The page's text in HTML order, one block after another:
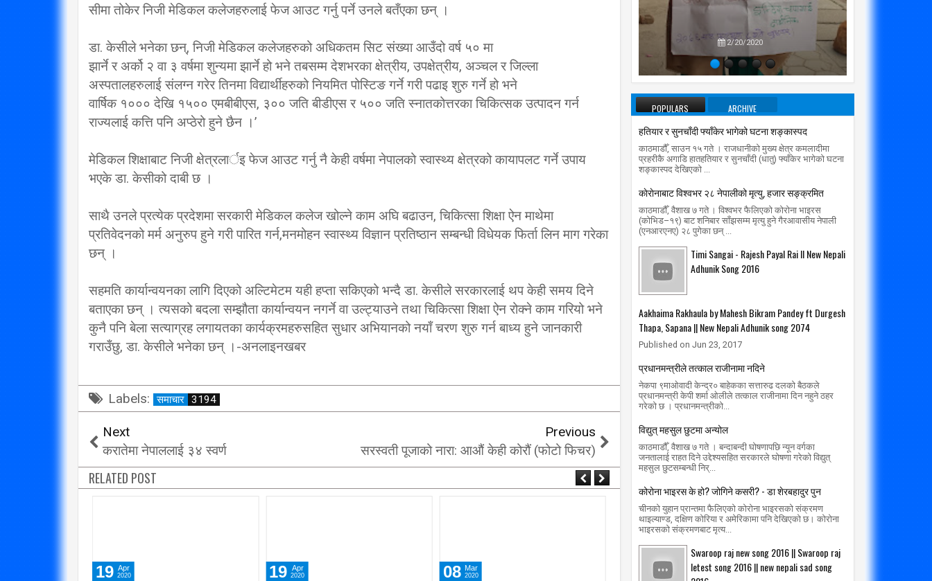
सीमा तोकेर निजी मेडिकल कलेजहरुलाई फेज आउट गर्नु पर्ने उनले बतँएका छन् ।
डा. केसीले भनेका छन्, निजी मेडिकल कलेजहरुको अधिकतम सिट संख्या आउँदो वर्ष ५० मा
झार्ने र अर्को २ वा ३ वर्षमा शुन्यमा झार्ने हो भने तबसम्म देशभरका क्षेत्रीय, उपक्षेत्रीय, अञ्चल र जिल्ला
अस्पतालहरुलाई संलग्न गरेर तिनमा विद्यार्थीहरुको नियमित पोस्टिङ गर्ने गरी पढाइ शुरु गर्ने हो भने
वार्षिक १००० देखि १५०० एमबीबीएस, ३०० जति बीडीएस र ५०० जति स्नातकोत्तरका चिकित्सक उत्पादन गर्न
राज्यलाई कत्ति पनि अप्ठेरो हुने छैन ।’
मेडिकल शिक्षाबाट निजी क्षेत्रलार्इ फेज आउट गर्नु नै केही वर्षमा नेपालको स्वास्थ्य क्षेत्रको कायापलट गर्ने उपाय
भएके डा. केसीको दाबी छ ।
साथै उनले प्रत्येक प्रदेशमा सरकारी मेडिकल कलेज खोल्ने काम अघि बढाउन, चिकित्सा शिक्षा ऐन माथेमा
प्रतिवेदनको मर्म अनुरुप हुने गरी पारित गर्न,मनमोहन स्वास्थ्य विज्ञान प्रतिष्ठान सम्बन्धी विधेयक फिर्ता लिन माग गरेका
छन् ।
सहमति कार्यान्वयनका लागि दिएको अल्टिमेटम यही हप्ता सकिएको भन्दै डा. केसीले सरकारलाई थप केही समय दिने
बताएका छन् । त्यसको बदला सम्झौता कार्यान्वयन नगर्ने वा उल्ट्याउने तथा चिकित्सा शिक्षा ऐन रोक्ने काम गरियो भने
कुनै पनि बेला सत्याग्रह लगायतका कार्यक्रमहरुसहित सुधार अभियानको नयाँ चरण शुरु गर्न बाध्य हुने जानकारी
गराउँछु, डा. केसीले भनेका छन् ।-अनलाइनखबर
Labels: समाचार 3194
Next
करातेमा नेपाललाई ३४ स्वर्ण
Previous
सरस्वती पूजाको नारा: आऔं केही कोरौं (फोटो फिचर)
RELATED POST
19 Apr
2020 19 Apr
2020 08 Mar
2020 01 Mar
विकल्प छैन् : मुख्यमन्त्री राई
3/10/2018
गर्छ अब सरकार ?
2/21/2018 2/20/2020
POPULARS ARCHIVE
हतियार र सुनचाँदी फ्याँकेर भागेको घटना शङ्कास्पद
काठमाडौँ, साउन १५ गते । राजधानीको मुख्य क्षेत्र कमलादीमा
प्रहरीकै अगाडि हातहतियार र सुनचाँदी (धातु) फ्याँकेर भागेको घटना
शङ्कास्पद देखिएको ...
काेराेनाबाट विश्वभर २८ नेपालीको मृत्यु, हजार सङ्क्रमित
काठमाडौँ, वैशाख ७ गते । विश्वभर फैलिएको कोरोना भाइरस
(कोभिड–१९) बाट शनिबार साँझसम्म मृत्यु हुने गैरआवासीय नेपाली
(एनआरएनए) २८ पुगेका छन् ...
Timi Sangai - Rajesh Payal Rai ll New Nepali
Adhunik Song 2016
Aakhaima Rakhaula by Mahesh Bikram Pandey ft Durgesh
Thapa, Sapana || New Nepali Adhunik song 2074
Published on Jun 23, 2017
प्रधानमन्त्रीले तत्काल राजीनामा नदिने
नेकपा ९माओवादी केन्द्र० बाहेकका सत्तारुढ दलको बैठकले
प्रधानमन्त्री केपी शर्मा ओलीले तत्काल राजीनामा दिन नहुने ठहर
गरेको छ । प्रधानमन्त्रीको...
विद्युत् महसुल छुटमा अन्योल
काठमाडौँ, वैशाख ७ गते । बन्दाबन्दी घोषणापछि न्यून वर्गका
जनतालाई राहत दिने उद्देश्यसहित सरकारले घोषणा गरेको विद्युत्
महसुल छुटसम्बन्धी निर्...
कोरोना भाइरस के हो? जोगिने कसरी? - डा शेरबहादुर पुन
चीनको युहान प्रान्तमा फैलिएको कोरोना भाइरसको संक्रमण
थाइल्याण्ड, दक्षिण कोरिया र अमेरिकामा पनि देखिएको छ। कोरोना
भाइरसको संक्रमणबाट मृत्य...
Swaroop raj new song 2016 || Swaroop raj
letest song 2016 || new nepali sad song